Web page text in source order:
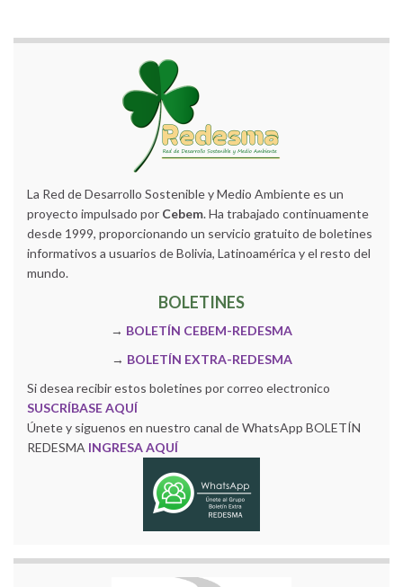
La Red de Desarrollo Sostenible y Medio Ambiente es un
proyecto impulsado por Cebem. Ha trabajado continuamente
desde 1999, proporcionando un servicio gratuito de boletines
informativos a usuarios de Bolivia, Latinoamérica y el resto del
mundo.
BOLETINES
→ BOLETÍN CEBEM-REDESMA
→ BOLETÍN EXTRA-REDESMA
Si desea recibir estos boletines por correo electronico
SUSCRÍBASE AQUÍ
Únete y siguenos en nuestro canal de WhatsApp BOLETÍN
REDESMA INGRESA AQUÍ